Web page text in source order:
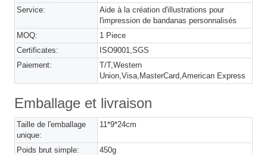
Service:
Aide à la création d'illustrations pour
l'impression de bandanas personnalisés
MOQ:
1 Piece
Certificates:
ISO9001,SGS
Paiement:
T/T,Western
Union,Visa,MasterCard,American Express
Emballage et livraison
Taille de l'emballage
unique:
11*9*24cm
Poids brut simple:
450g